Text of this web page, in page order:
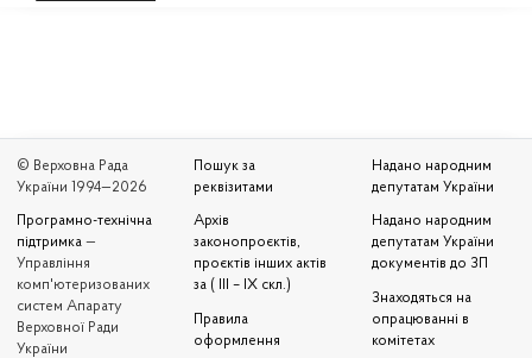
© Верховна Рада
України 1994—2026
Програмно-технічна
підтримка —
Управління
комп'ютеризованих
систем Апарату
Верховної Ради
України
Пошук за
реквізитами
Архів
законопроєктів,
проєктів інших актів
за ( III – IX скл.)
Правила
оформлення
Надано народним
депутатам України
Надано народним
депутатам України
документів до ЗП
Знаходяться на
опрацюванні в
комітетах